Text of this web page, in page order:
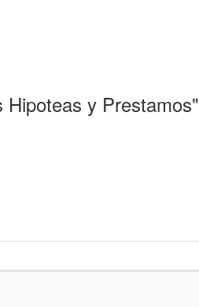
Hipoteas y Prestamos"